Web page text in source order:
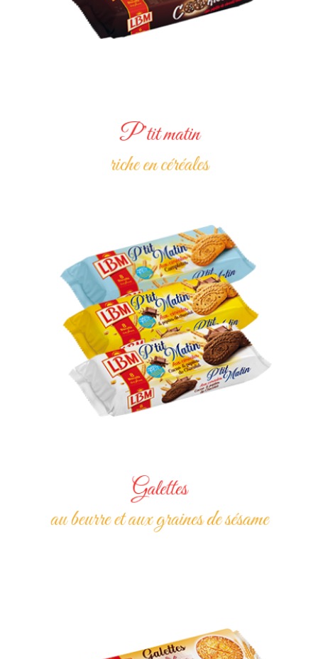
P’tit matin
riche en céréales
Galettes
au beurre et aux graines de sésame